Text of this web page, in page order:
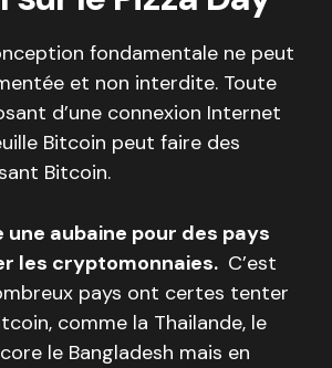
fondamentale ne peut
et non interdite. Toute
d’une connexion Internet
Bitcoin peut faire des
Bitcoin.
une aubaine pour des pays
les cryptomonnaies. C’est
pays ont certes tenter
comme la Thailande, le
le Bangladesh mais en